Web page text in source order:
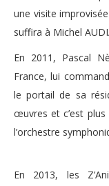
une visite
suffira à Michel
En 2011, Pascal
France, lui
le portail de sa
œuvres et c’est
l’orchestre
En 2013, les